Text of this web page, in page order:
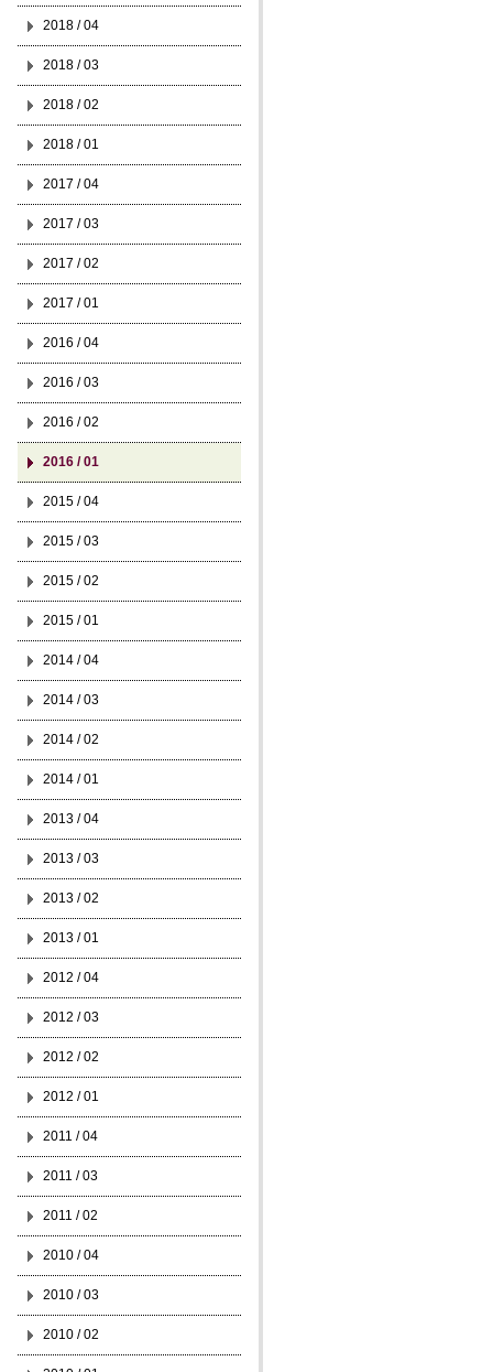
2018 / 04
2018 / 03
2018 / 02
2018 / 01
2017 / 04
2017 / 03
2017 / 02
2017 / 01
2016 / 04
2016 / 03
2016 / 02
2016 / 01
2015 / 04
2015 / 03
2015 / 02
2015 / 01
2014 / 04
2014 / 03
2014 / 02
2014 / 01
2013 / 04
2013 / 03
2013 / 02
2013 / 01
2012 / 04
2012 / 03
2012 / 02
2012 / 01
2011 / 04
2011 / 03
2011 / 02
2010 / 04
2010 / 03
2010 / 02